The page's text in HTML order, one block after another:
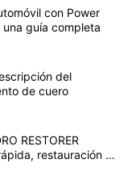
con Power
una guía completa
del
de cuero
RESTORER
restauración de